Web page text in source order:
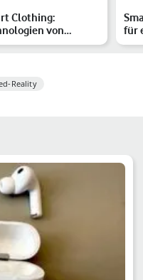
Clothing:
von
in der Mode von
für
Reality